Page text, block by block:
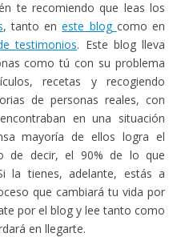
te recomiendo que leas los
, tanto eneste blog como en
testimonios. Este blog lleva
como tú con su problema
recetas y recogiendo
de personas reales, con
en una situación
mayoría de ellos logra el
de decir, el 90% de lo que
la tienes, adelante, estás a
que cambiará tu vida por
por el blog y lee tanto como
en llegarte.